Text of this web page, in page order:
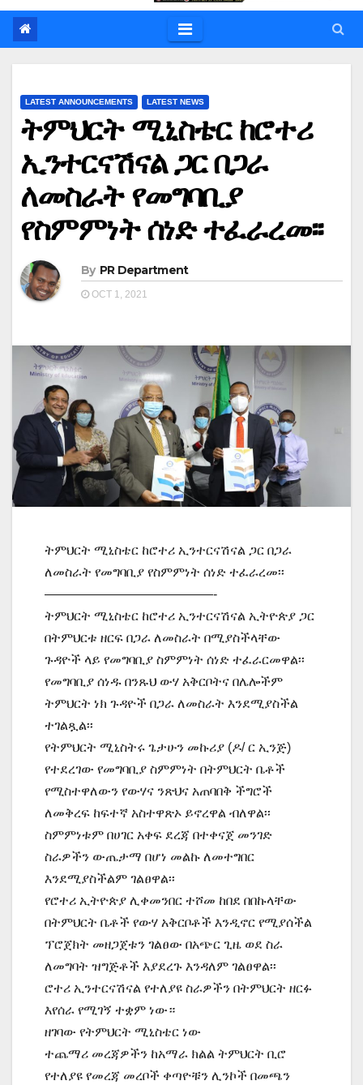
LATEST ANNOUNCEMENTS LATEST NEWS
ትምህርት ሚኒስቴር ከሮተሪ
ኢንተርናሽናል ጋር በጋራ
ለመስራት የመግባቢያ
የስምምነት ሰነድ ተፈራረመ፡፡
By PR Department
OCT 1, 2021
ትምህርት ሚኒስቴር ከሮተሪ ኢንተርናሽናል ጋር በጋራ
ለመስራት የመግባቢያ የስምምነት ሰነድ ተፈራረመ፡፡
—————————————-
ትምህርት ሚኒስቴር ከሮተሪ ኢንተርናሽናል ኢትዮጵያ ጋር
በትምህርቱ ዘርፍ በጋራ ለመስራት በሚያስችላቸው
ጉዳዮች ላይ የመግባቢያ ስምምነት ሰነድ ተፈራርመዋል፡፡
የመግባቢያ ሰነዱ በንጹህ ውሃ አቅርቦትና በሌሎችም
ትምህርት ነክ ጉዳዮች በጋራ ለመስራት እንደሚያስችል
ተገልጿል፡፡
የትምህርት ሚኒስትሩ ጌታሁን መኩሪያ (ዶ/ ር ኢንጅ)
የተደረገው የመግባቢያ ስምምነት በትምህርት ቤቶች
የሚስተዋለውን የውሃና ንጽህና አጠባበቅ ችግሮች
ለመቅረፍ ከፍተኛ አስተዋጽኦ ይኖረዋል ብለዋል፡፡
ስምምነቱም በሀገር አቀፍ ደረጃ በተቀናጀ መንገድ
ስራዎችን ውጤታማ በሆነ መልኩ ለመተግበር
እንደሚያስችልም ገልፀዋል፡፡
የሮተሪ ኢትዮጵያ ሊቀመንበር ተሾመ ከበደ በበኩላቸው
በትምህርት ቤቶች የውሃ አቅርቦቶች እንዲኖር የሚያሰችል
ፕሮጀክት መዘጋጀቱን ገልፀው በአጭር ጊዜ ወደ ስራ
ለመግባት ዝግጅቶች እያደረጉ እንዳለም ገልፀዋል፡፡
ሮተሪ ኢንተርናሽናል የተለያዩ ስራዎችን በትምህርት ዘርፉ
እየሰራ የሚገኝ ተቋም ነው።
ዘገባው የትምህርት ሚኒስቴር ነው
ተጨማሪ መረጃዎችን ከአማራ ክልል ትምህርት ቢሮ
የተለያዩ የመረጃ መረቦች ቀጣዮቹን ሊንኮች በመጫን